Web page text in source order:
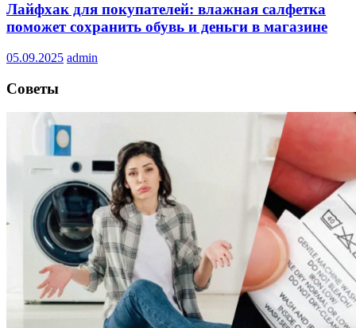
Лайфхак для покупателей: влажная салфетка
поможет сохранить обувь и деньги в магазине
05.09.2025 admin
Советы